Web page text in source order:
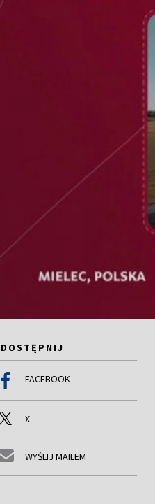
FACEBOOK
X
WYŚLIJ MAILEM